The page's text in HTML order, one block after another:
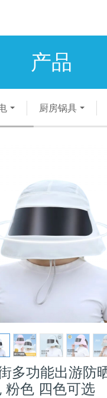
产品
厨房锅具
多功能出游防
粉色 四色可选